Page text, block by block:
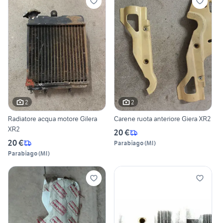
2
Radiatore acqua motore Gilera
XR2
20 €
Parabiago(MI)
2
Carene ruota anteriore Giera XR2
20 €
Parabiago(MI)